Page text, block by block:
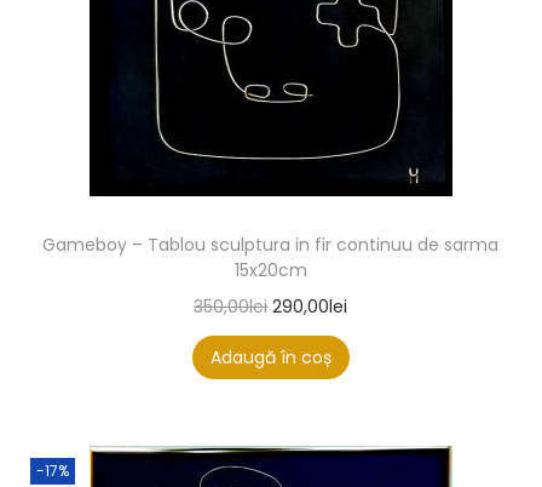
Gameboy – Tablou sculptura in fir continuu de sarma
15x20cm
350,00lei 290,00lei
Adaugă în coș
-17%